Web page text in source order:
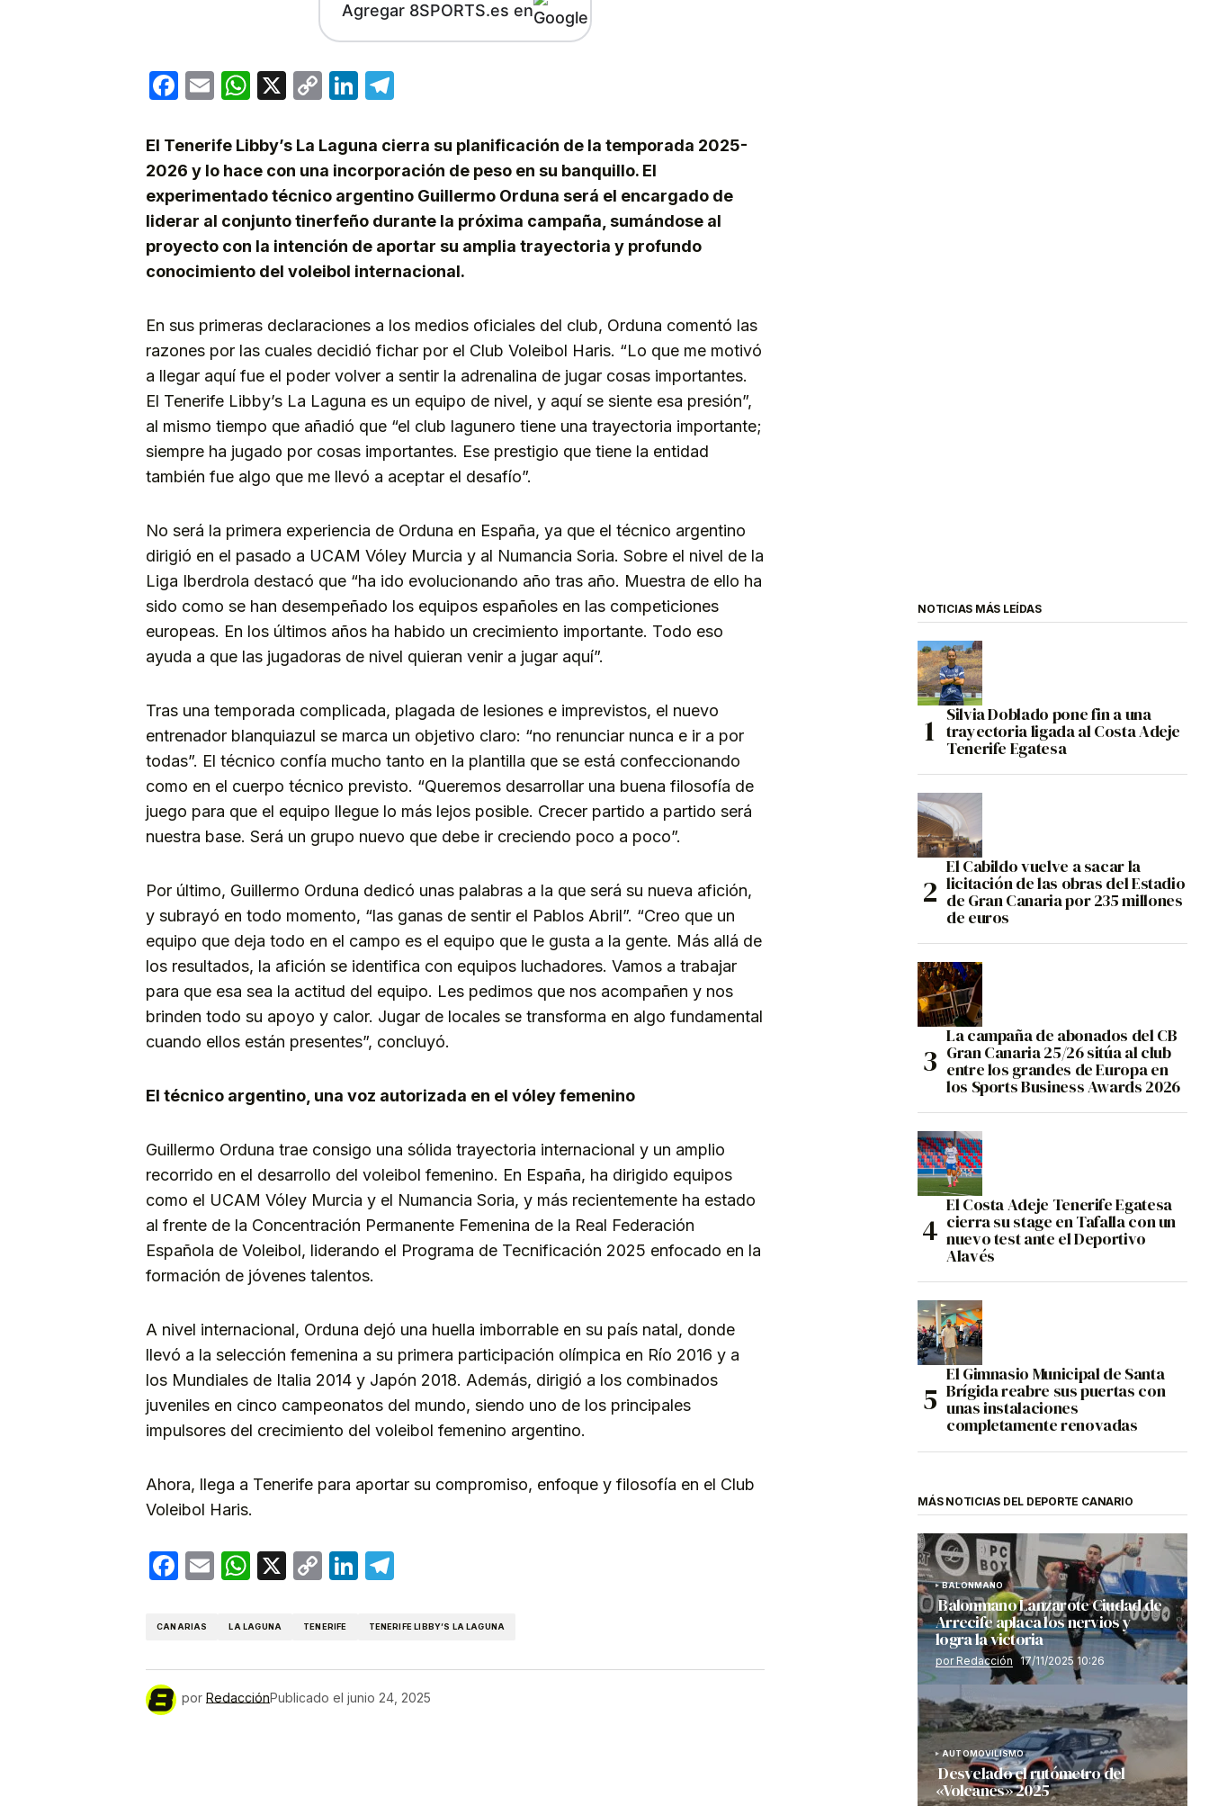
Agregar 8SPORTS.es en
Facebook
EmailWhatsApp
X
CopyLinkedIn
El Tenerife Libby’s La Laguna cierra su planificación de la temporada 2025-
2026 y lo hace con una incorporación de peso en su banquillo. El
experimentado técnico argentino Guillermo Orduna será el encargado de
liderar al conjunto tinerfeño durante la próxima campaña, sumándose al
proyecto con la intención de aportar su amplia trayectoria y profundo
conocimiento del voleibol internacional.
En sus primeras declaraciones a los medios oficiales del club, Orduna comentó las
razones por las cuales decidió fichar por el Club Voleibol Haris. “Lo que me motivó
a llegar aquí fue el poder volver a sentir la adrenalina de jugar cosas importantes.
El Tenerife Libby’s La Laguna es un equipo de nivel, y aquí se siente esa presión”,
al mismo tiempo que añadió que “el club lagunero tiene una trayectoria importante;
siempre ha jugado por cosas importantes. Ese prestigio que tiene la entidad
también fue algo que me llevó a aceptar el desafío”.
No será la primera experiencia de Orduna en España, ya que el técnico argentino
dirigió en el pasado a UCAM Vóley Murcia y al Numancia Soria. Sobre el nivel de la
Liga Iberdrola destacó que “ha ido evolucionando año tras año. Muestra de ello ha
sido como se han desempeñado los equipos españoles en las competiciones
europeas. En los últimos años ha habido un crecimiento importante. Todo eso
ayuda a que las jugadoras de nivel quieran venir a jugar aquí”.
Tras una temporada complicada, plagada de lesiones e imprevistos, el nuevo
entrenador blanquiazul se marca un objetivo claro: “no renunciar nunca e ir a por
todas”. El técnico confía mucho tanto en la plantilla que se está confeccionando
como en el cuerpo técnico previsto. “Queremos desarrollar una buena filosofía de
juego para que el equipo llegue lo más lejos posible. Crecer partido a partido será
nuestra base. Será un grupo nuevo que debe ir creciendo poco a poco”.
Por último, Guillermo Orduna dedicó unas palabras a la que será su nueva afición,
y subrayó en todo momento, “las ganas de sentir el Pablos Abril”. “Creo que un
equipo que deja todo en el campo es el equipo que le gusta a la gente. Más allá de
los resultados, la afición se identifica con equipos luchadores. Vamos a trabajar
para que esa sea la actitud del equipo. Les pedimos que nos acompañen y nos
brinden todo su apoyo y calor. Jugar de locales se transforma en algo fundamental
cuando ellos están presentes”, concluyó.
El técnico argentino, una voz autorizada en el vóley femenino
Guillermo Orduna trae consigo una sólida trayectoria internacional y un amplio
recorrido en el desarrollo del voleibol femenino. En España, ha dirigido equipos
como el UCAM Vóley Murcia y el Numancia Soria, y más recientemente ha estado
al frente de la Concentración Permanente Femenina de la Real Federación
Española de Voleibol, liderando el Programa de Tecnificación 2025 enfocado en la
formación de jóvenes talentos.
A nivel internacional, Orduna dejó una huella imborrable en su país natal, donde
llevó a la selección femenina a su primera participación olímpica en Río 2016 y a
los Mundiales de Italia 2014 y Japón 2018. Además, dirigió a los combinados
juveniles en cinco campeonatos del mundo, siendo uno de los principales
impulsores del crecimiento del voleibol femenino argentino.
Ahora, llega a Tenerife para aportar su compromiso, enfoque y filosofía en el Club
Voleibol Haris.
Facebook
EmailWhatsApp
X
CopyLinkedIn
CANARIAS LA LAGUNA TENERIFE TENERIFE LIBBY’S LA LAGUNA
por RedacciónPublicado el junio 24, 2025
NOTICIAS MÁS LEÍDAS
Silvia Doblado pone fin a una
trayectoria ligada al Costa Adeje
Tenerife Egatesa
El Cabildo vuelve a sacar la
licitación de las obras del Estadio
de Gran Canaria por 235 millones
de euros
La campaña de abonados del CB
Gran Canaria 25/26 sitúa al club
entre los grandes de Europa en
los Sports Business Awards 2026
El Costa Adeje Tenerife Egatesa
cierra su stage en Tafalla con un
nuevo test ante el Deportivo
Alavés
El Gimnasio Municipal de Santa
Brígida reabre sus puertas con
unas instalaciones
completamente renovadas
MÁS NOTICIAS DEL DEPORTE CANARIO
BALONMANO
Balonmano Lanzarote Ciudad de
Arrecife aplaca los nervios y
logra la victoria
por Redacción 17/11/2025 10:26
AUTOMOVILISMO
Desvelado el rutómetro del
«Volcanes» 2025